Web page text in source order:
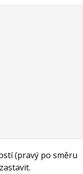
(pravý po směru